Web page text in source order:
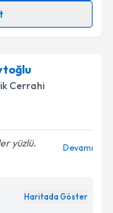
Cerrahi
yüzlü.
Devamı
Haritada Göster